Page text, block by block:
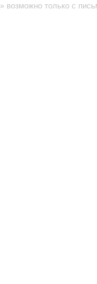
» возможно только с